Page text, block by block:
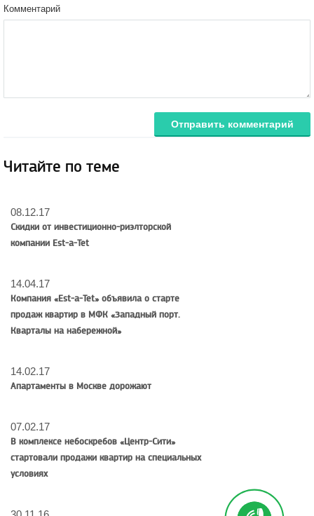
Комментарий
Отправить комментарий
Читайте по теме
08.12.17
Скидки от инвестиционно-риэлторской
компании Est-a-Tet
14.04.17
Компания «Est-a-Tet» объявила о старте
продаж квартир в МФК «Западный порт.
Кварталы на набережной»
14.02.17
Апартаменты в Москве дорожают
07.02.17
В комплексе небоскребов «Центр-Сити»
стартовали продажи квартир на специальных
условиях